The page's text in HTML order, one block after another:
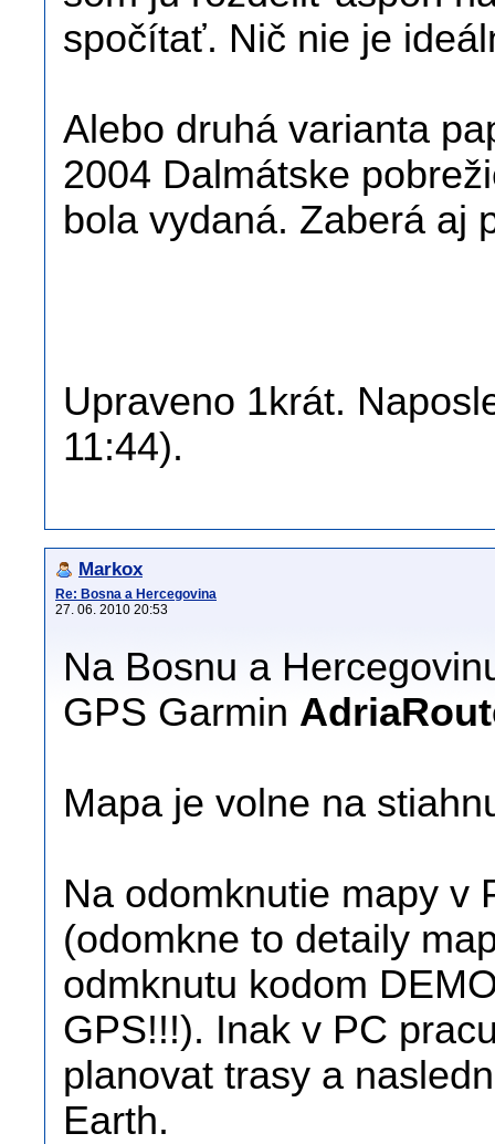
spočítať. Nič nie je
Alebo druhá varianta
2004 Dalmátske
bola vydaná. Zaberá aj
Upraveno 1krát.
11:44).
Markox
Re: Bosna a Hercegovina
27. 06. 2010 20:53
Na Bosnu a
GPS Garmin
Mapa je volne na
Na odomknutie mapy v
(odomkne to detaily
odmknutu kodom
GPS!!!). Inak v PC
planovat trasy a
Earth.